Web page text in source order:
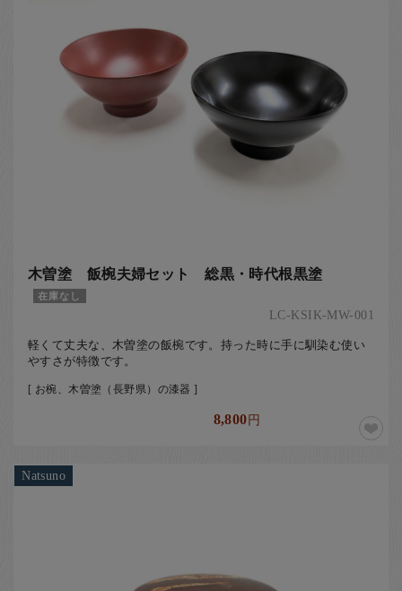
木曽塗 飯椀夫婦セット 総黒・時代根黒塗
在庫なし
LC-KSIK-MW-001
軽くて丈夫な、木曽塗の飯椀です。持った時に手に馴染む使い
やすさが特徴です。
[ お椀、木曽塗（長野県）の漆器 ]
8,800円
Natsuno